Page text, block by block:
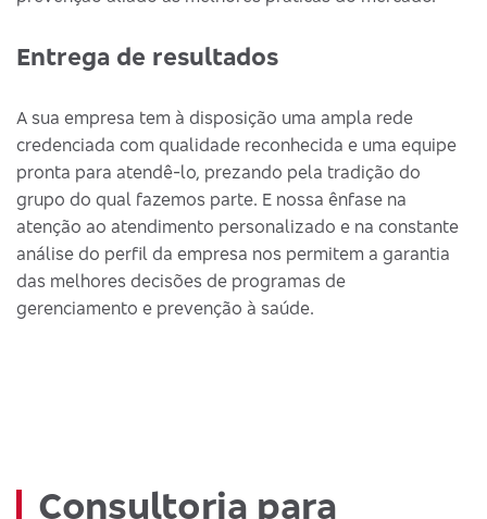
Entrega de resultados
A sua empresa tem à disposição uma ampla rede
credenciada com qualidade reconhecida e uma equipe
pronta para atendê-lo, prezando pela tradição do
grupo do qual fazemos parte. E nossa ênfase na
atenção ao atendimento personalizado e na constante
análise do perfil da empresa nos permitem a garantia
das melhores decisões de programas de
gerenciamento e prevenção à saúde.
Consultoria para